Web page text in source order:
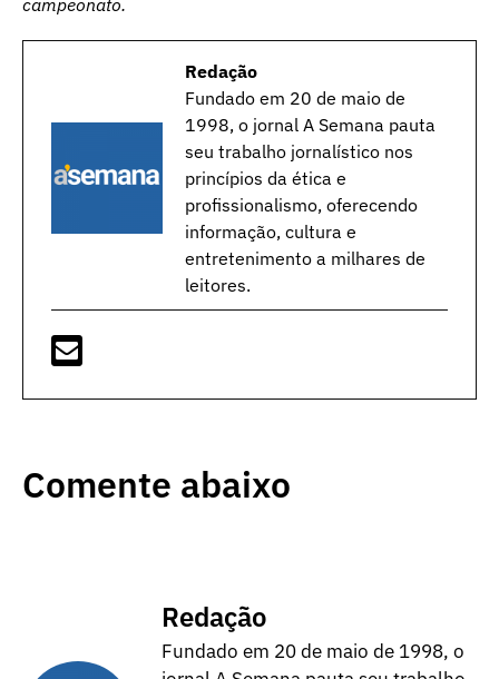
Redação
Fundado em 20 de maio de
1998, o jornal A Semana pauta
seu trabalho jornalístico nos
princípios da ética e
profissionalismo, oferecendo
informação, cultura e
entretenimento a milhares de
leitores.
Comente abaixo
Redação
Fundado em 20 de maio de 1998, o